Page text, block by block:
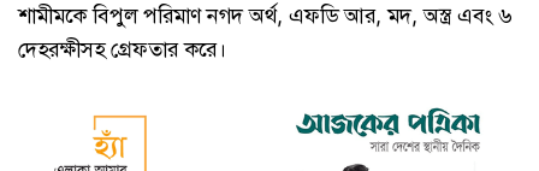
শামীমকে বিপুল পরিমাণ নগদ অর্থ, এফডি আর, মদ, অস্ত্র এবং ৬
দেহরক্ষীসহ গ্রেফতার করে।